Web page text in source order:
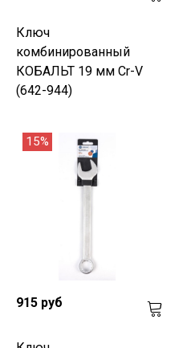
Ключ
комбинированный
КОБАЛЬТ 19 мм Cr-V
(642-944)
15%
915 руб